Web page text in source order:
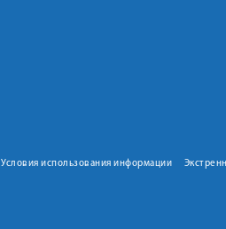
Условия использования информации